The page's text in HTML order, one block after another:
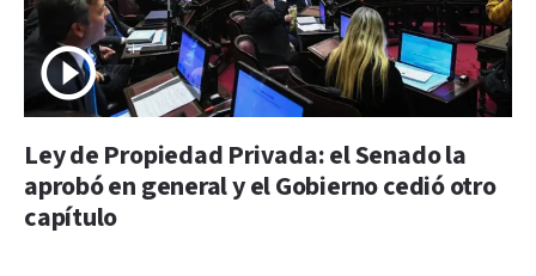
Ley de Propiedad Privada: el Senado la
aprobó en general y el Gobierno cedió otro
capítulo